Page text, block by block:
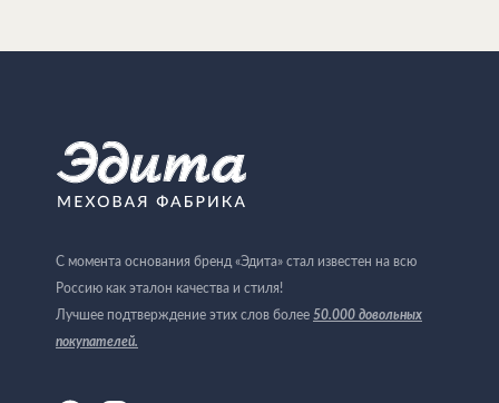
С момента основания бренд «Эдита» стал известен на всю
Россию как эталон качества и стиля!
Лучшее подтверждение этих слов более 50.000 довольных
покупателей.